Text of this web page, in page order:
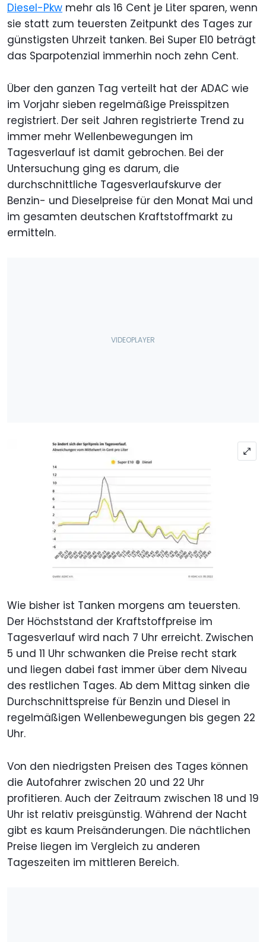
Diesel-Pkw mehr als 16 Cent je Liter sparen, wenn
sie statt zum teuersten Zeitpunkt des Tages zur
günstigsten Uhrzeit tanken. Bei Super E10 beträgt
das Sparpotenzial immerhin noch zehn Cent.
Über den ganzen Tag verteilt hat der ADAC wie
im Vorjahr sieben regelmäßige Preisspitzen
registriert. Der seit Jahren registrierte Trend zu
immer mehr Wellenbewegungen im
Tagesverlauf ist damit gebrochen. Bei der
Untersuchung ging es darum, die
durchschnittliche Tagesverlaufskurve der
Benzin- und Dieselpreise für den Monat Mai und
im gesamten deutschen Kraftstoffmarkt zu
ermitteln.
Wie bisher ist Tanken morgens am teuersten.
Der Höchststand der Kraftstoffpreise im
Tagesverlauf wird nach 7 Uhr erreicht. Zwischen
5 und 11 Uhr schwanken die Preise recht stark
und liegen dabei fast immer über dem Niveau
des restlichen Tages. Ab dem Mittag sinken die
Durchschnittspreise für Benzin und Diesel in
regelmäßigen Wellenbewegungen bis gegen 22
Uhr.
Von den niedrigsten Preisen des Tages können
die Autofahrer zwischen 20 und 22 Uhr
profitieren. Auch der Zeitraum zwischen 18 und 19
Uhr ist relativ preisgünstig. Während der Nacht
gibt es kaum Preisänderungen. Die nächtlichen
Preise liegen im Vergleich zu anderen
Tageszeiten im mittleren Bereich.